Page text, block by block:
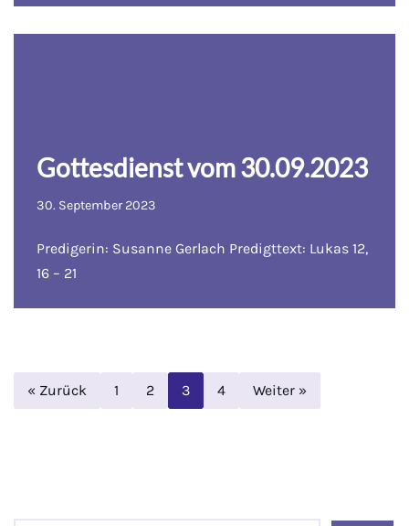
Gottesdienst vom 30.09.2023
30. September 2023
Predigerin: Susanne Gerlach Predigttext: Lukas 12,
16 – 21
« Zurück 1 2 3 4 Weiter »